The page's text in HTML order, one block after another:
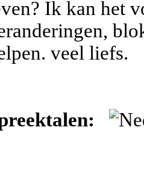
Ik kan het
veel liefs.